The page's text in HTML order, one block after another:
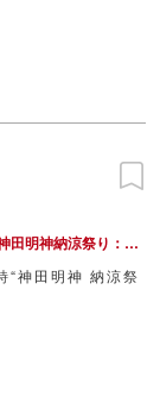
07(金) ～ 2026/08/09(日)
“神田明神 納涼祭